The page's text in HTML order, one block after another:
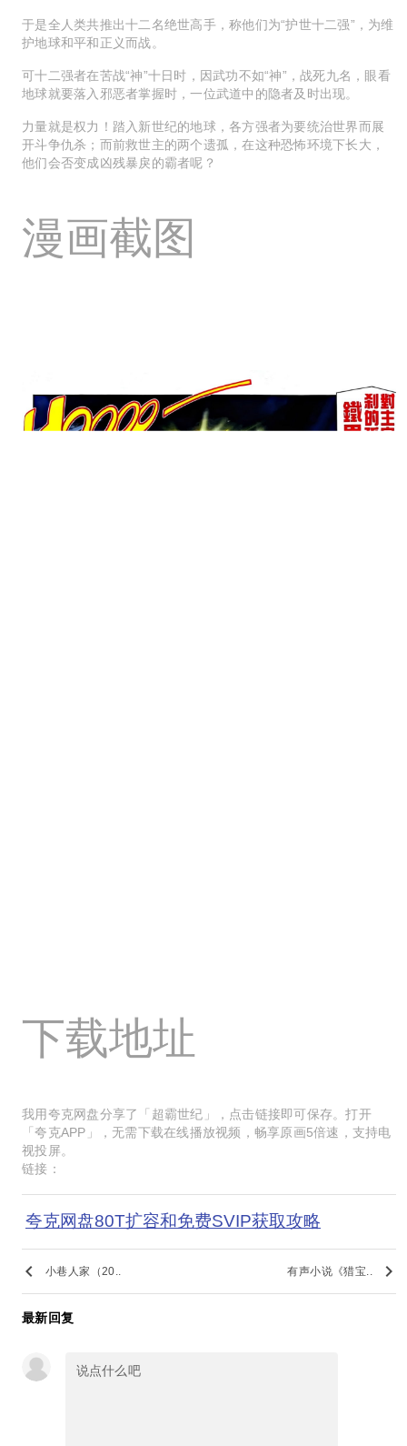
于是全人类共推出十二名绝世高手，称他们为“护世十二强”，为维
护地球和平和正义而战。
可十二强者在苦战“神”十日时，因武功不如“神”，战死九名，眼看
地球就要落入邪恶者掌握时，一位武道中的隐者及时出现。
力量就是权力！踏入新世纪的地球，各方强者为要统治世界而展
开斗争仇杀；而前救世主的两个遗孤，在这种恐怖环境下长大，
他们会否变成凶残暴戾的霸者呢？
漫画截图
下载地址
我用夸克网盘分享了「超霸世纪」，点击链接即可保存。打开
「夸克APP」，无需下载在线播放视频，畅享原画5倍速，支持电
视投屏。
链接：
夸克网盘80T扩容和免费SVIP获取攻略
keyboard_arrow_left 小巷人家（20.. 有声小说《猎宝.. keyboard_arrow_right
最新回复